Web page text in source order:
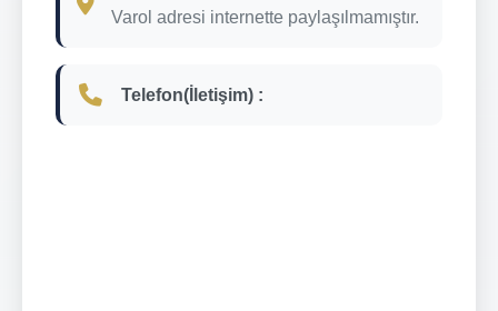
Varol adresi internette paylaşılmamıştır.
Telefon(İletişim) :